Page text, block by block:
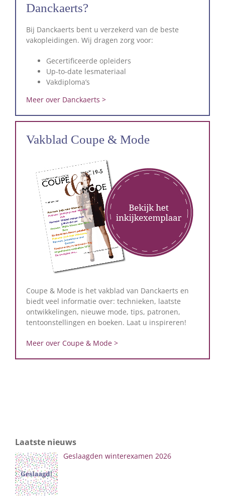
Danckaerts?
Bij Danckaerts bent u verzekerd van de beste
vakopleidingen. Wij dragen zorg voor:
Gecertificeerde opleiders
Up-to-date lesmateriaal
Vakdiploma’s
Meer over Danckaerts >
Vakblad Coupe & Mode
Coupe & Mode is het vakblad van Danckaerts en
biedt veel informatie over: technieken, laatste
ontwikkelingen, nieuwe mode, tips, patronen,
tentoonstellingen en boeken. Laat u inspireren!
Meer over Coupe & Mode >
Laatste nieuws
Geslaagden winterexamen 2026